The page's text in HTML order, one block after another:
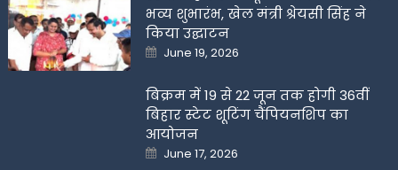
भव्य शुभारंभ, खेल मंत्री श्रेयसी सिंह ने
किया उद्घाटन
Posted
on
June 19, 2026
बिक्रम में 19 से 22 जून तक होगी 36वीं
बिहार स्टेट शूटिंग चैंपियनशिप का
आयोजन
Posted
on
June 17, 2026